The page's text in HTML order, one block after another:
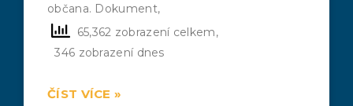
občana. Dokument,
65,362 zobrazení celkem,
346 zobrazení dnes
ČÍST VÍCE »